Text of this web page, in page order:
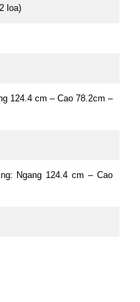
loa)
124.4 cm – Cao 78.2cm –
Ngang 124.4 cm – Cao